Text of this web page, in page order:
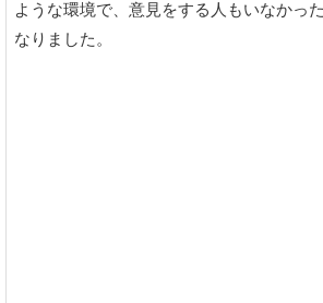
ような環境で、意見をする人もいなかっ
なりました。